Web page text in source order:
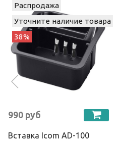
Распродажа
Уточните наличие товара
38%
990 руб
Вставка Icom AD-100